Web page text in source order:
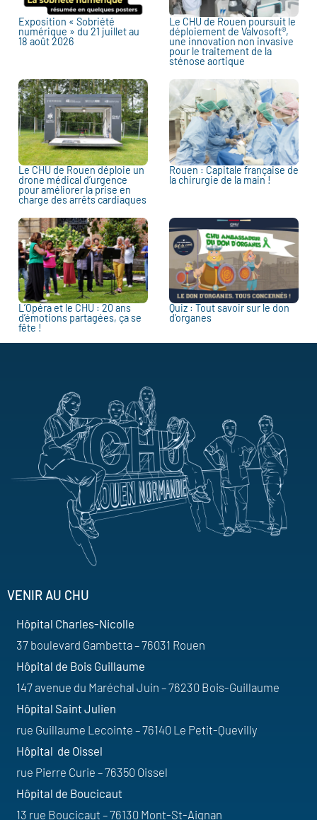
Exposition « Sobriété
numérique » du 21 juillet au
18 août 2026
Le CHU de Rouen poursuit le
déploiement de Valvosoft®,
une innovation non invasive
pour le traitement de la
sténose aortique
Le CHU de Rouen déploie un
drone médical d’urgence
pour améliorer la prise en
charge des arrêts cardiaques
Rouen : Capitale française de
la chirurgie de la main !
L’Opéra et le CHU : 20 ans
d’émotions partagées, ça se
fête !
Quiz : Tout savoir sur le don
d’organes
VENIR AU CHU
Hôpital Charles-Nicolle
37 boulevard Gambetta – 76031 Rouen
Hôpital de Bois Guillaume
147 avenue du Maréchal Juin – 76230 Bois-Guillaume
Hôpital Saint Julien
rue Guillaume Lecointe – 76140 Le Petit-Quevilly
Hôpital de Oissel
rue Pierre Curie – 76350 Oissel
Hôpital de Boucicaut
13 rue Boucicaut – 76130 Mont-St-Aignan